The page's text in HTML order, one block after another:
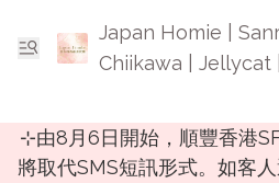
Japan Homie |
Chiikawa | Jellycat |
⊹由8月6日開始，順豐香港
將取代SMS短訊形式。如客